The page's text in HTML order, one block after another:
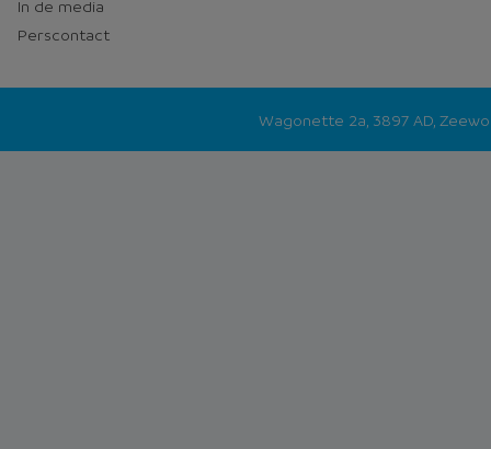
In de media
Perscontact
Wagonette 2a, 3897 AD,